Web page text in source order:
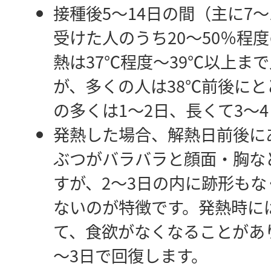
接種後5～14日の間（主に7
受けた人のうち20～50％程
熱は37℃程度～39℃以上まで
が、多くの人は38℃前後に
の多くは1～2日、長くて3～
発熱した場合、解熱日前後
ぶつがバラバラと顔面・胸
すが、2～3日の内に跡形も
ないのが特徴です。発熱時
て、食欲がなくなることが
～3日で回復します。